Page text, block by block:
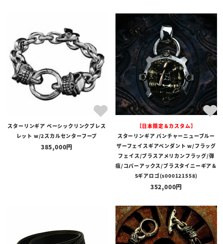
スターリンギア ベーシックリンクブレス
レット w/2スカルセンターフープ
385,000
【日本限定＆カスタム】
スターリンギア パンチャーニューブルー
ザーフェイスギアペンダント w/フラッグ
フェイス/ブラスアメリカンフラッグ/弾
痕/コパーアックス/ブラスタイニーギア＆
Sギアロゴ(s000121558)
352,000